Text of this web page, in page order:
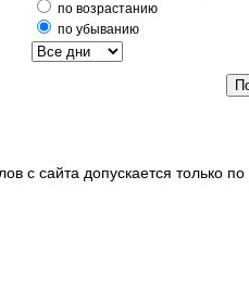
по возрастанию
по убыванию
с сайта допускается только